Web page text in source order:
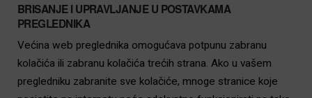
BRISANJE I UPRAVLJANJE U POSTAVKAMA
PREGLEDNIKA
Većina web preglednika omogućava potpunu zabranu
kolačića ili zabranu kolačića trećih strana. Ako u vašem
pregledniku zabranite sve kolačiće, mnoge stranice koje